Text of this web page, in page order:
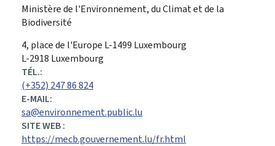
Ministère de l'Environnement, du Climat et de la
Biodiversité
ADRESSE
:
4, place de l'Europe L-1499 Luxembourg
L-2918 Luxembourg
TÉL.:
(+352) 247 86 824
E-MAIL:
sa@environnement.public.lu
SITE WEB :
https://mecb.gouvernement.lu/fr.html